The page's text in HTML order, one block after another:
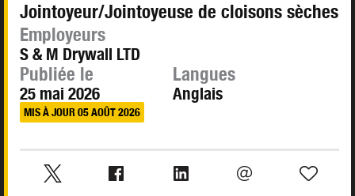
Jointoyeur/Jointoyeuse de cloisons sèches
Employeurs
S & M Drywall LTD
Publiée le
25 mai 2026
MIS À JOUR 05 AOÛT 2026
Langues
Anglais